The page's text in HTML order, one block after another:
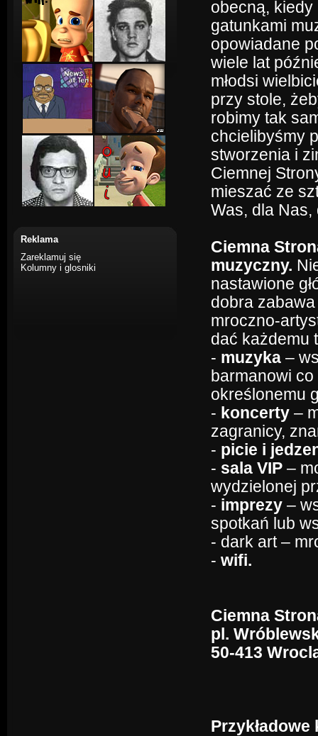
Reklama
Zareklamuj się
Kolumny i glosniki
obecną, kiedy
gatunkami
opowiadane
wiele lat
młodsi
przy stole,
robimy tak
chcielibyśmy
stworzenia i
Ciemnej
mieszać ze
Was, dla
Ciemna
muzyczny.
nastawione
dobra
mroczno-
dać każdemu
- muzyka –
barmanowi
określonemu
- koncerty –
zagranicy,
- picie i
- sala VIP –
wydzielonej
- imprezy –
spotkań lub
- dark art –
- wifi.
Ciemna
pl.
50-413